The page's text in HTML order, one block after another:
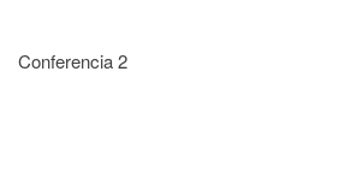
Conferencia 2